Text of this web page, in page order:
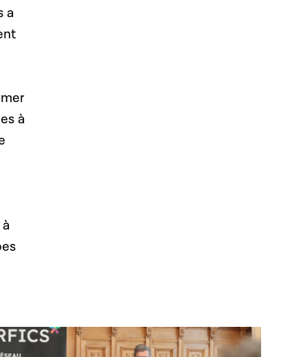
a
à
image in gallery